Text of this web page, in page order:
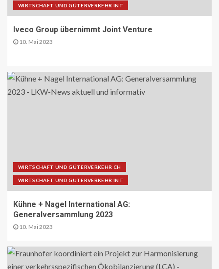
WIRTSCHAFT UND GÜTERVERKEHR INT
Iveco Group übernimmt Joint Venture
10. Mai 2023
WIRTSCHAFT UND GÜTERVERKEHR CH
WIRTSCHAFT UND GÜTERVERKEHR INT
Kühne + Nagel International AG:
Generalversammlung 2023
10. Mai 2023